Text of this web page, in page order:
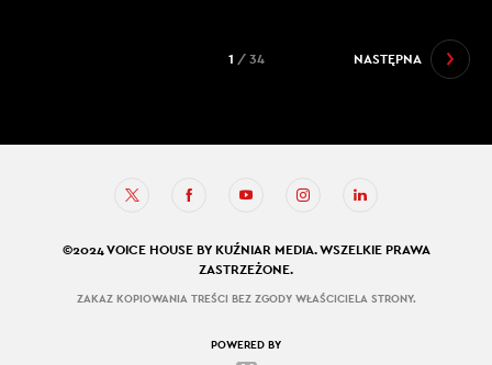
NASTĘPNA
1 / 34
©2024 VOICE HOUSE BY KUŹNIAR MEDIA. WSZELKIE PRAWA
ZASTRZEŻONE.
ZAKAZ KOPIOWANIA TREŚCI BEZ ZGODY WŁAŚCICIELA STRONY.
POWERED BY